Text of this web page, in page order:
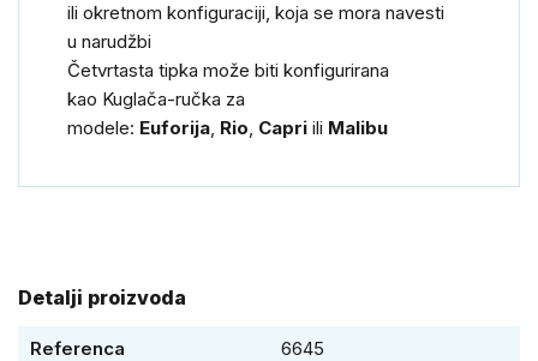
ili okretnom konfiguraciji, koja se mora navesti
u narudžbi
Četvrtasta tipka može biti konfigurirana
kao Kuglača-ručka za
modele: Euforija, Rio, Capri ili Malibu
Detalji proizvoda
Referenca 6645